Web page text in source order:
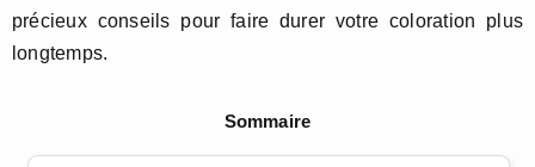
précieux conseils pour faire durer votre coloration plus
longtemps.
Sommaire